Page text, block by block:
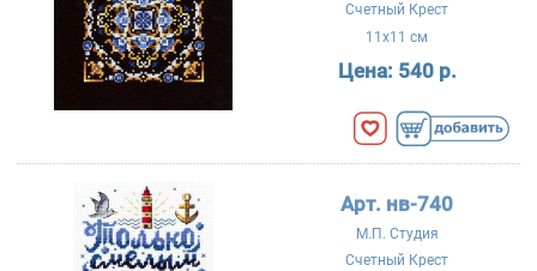
Счетный Крест
11x11 см
Цена: 540 р.
Арт. нв-740
М.П. Студия
Счетный Крест